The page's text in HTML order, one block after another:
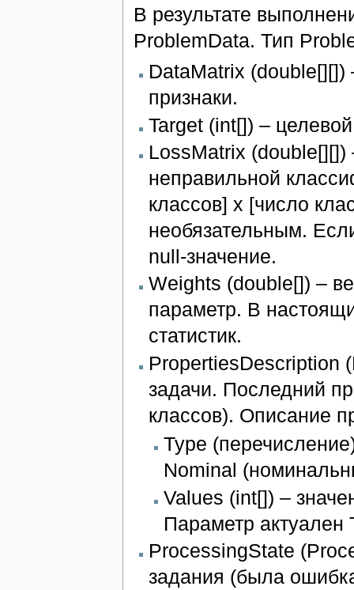
В результате
ProblemData. Тип
DataMatrix
признаки.
Target (int[]) –
LossMatrix (double[][])
неправильной
классов] х [число
необязательным.
null-значение.
Weights (double[]) –
параметр. В
статистик.
PropertiesDescription
задачи. Последний
классов). Описание
Type
Nominal
Values (int[]) –
Параметр
ProcessingState
задания (была